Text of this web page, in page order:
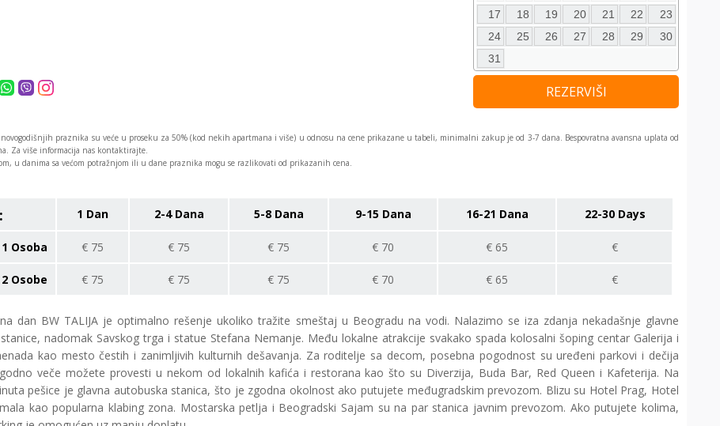
17
18 19 20 21 22
23
24
25 26 27 28 29
30
31
REZERVIŠI
praznika su veće u proseku za 50% (kod nekih apartmana i više) u odnosu na cene prikazane u tabeli, minimalni zakup je od 3-7 dana. Bespovratna avansna uplata od
Za više informacija nas kontaktirajte.
u danima sa većom potražnjom ili u dane praznika mogu se razlikovati od prikazanih cena.
1 Dan 2-4 Dana 5-8 Dana 9-15 Dana 16-21 Dana 22-30 Days
1 Osoba € 75 € 75 € 75 € 70 € 65 €
2 Osobe € 75 € 75 € 75 € 70 € 65 €
dan BW TALIJA je optimalno rešenje ukoliko tražite smeštaj u Beogradu na vodi. Nalazimo se iza zdanja nekadašnje glavne
nadomak Savskog trga i statue Stefana Nemanje. Među lokalne atrakcije svakako spada kolosalni šoping centar Galerija i
kao mesto čestih i zanimljivih kulturnih dešavanja. Za roditelje sa decom, posebna pogodnost su uređeni parkovi i dečija
veče možete provesti u nekom od lokalnih kafića i restorana kao što su Diverzija, Buda Bar, Red Queen i Kafeterija. Na
pešice je glavna autobuska stanica, što je zgodna okolnost ako putujete međugradskim prevozom. Blizu su Hotel Prag, Hotel
kao popularna klabing zona. Mostarska petlja i Beogradski Sajam su na par stanica javnim prevozom. Ako putujete kolima,